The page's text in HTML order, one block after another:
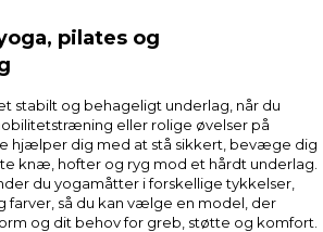
pilates og
stabilt og behageligt underlag, når du
eller rolige øvelser på
hjælper dig med at stå sikkert, bevæge dig
knæ, hofter og ryg mod et hårdt underlag.
du yogamåtter i forskellige tykkelser,
så du kan vælge en model, der
og dit behov for greb, støtte og komfort.